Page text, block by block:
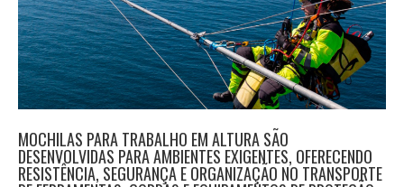
MOCHILAS PARA TRABALHO EM ALTURA SÃO
DESENVOLVIDAS PARA AMBIENTES EXIGENTES, OFERECENDO
RESISTÊNCIA, SEGURANÇA E ORGANIZAÇÃO NO TRANSPORTE